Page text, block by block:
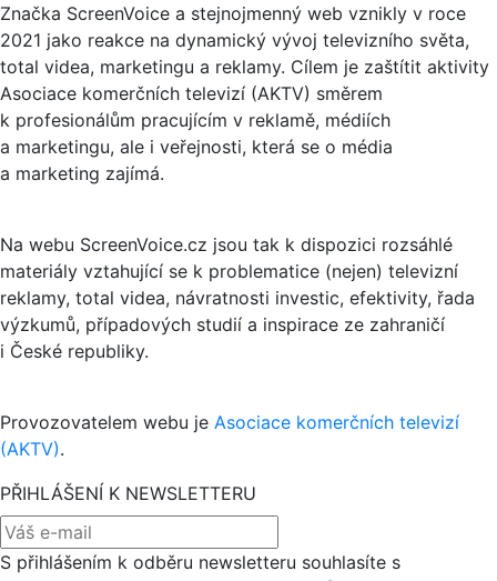
Značka ScreenVoice a stejnojmenný web vznikly v roce
2021 jako reakce na dynamický vývoj televizního světa,
total videa, marketingu a reklamy. Cílem je zaštítit aktivity
Asociace komerčních televizí (AKTV) směrem
k profesionálům pracujícím v reklamě, médiích
a marketingu, ale i veřejnosti, která se o média
a marketing zajímá.
Na webu ScreenVoice.cz jsou tak k dispozici rozsáhlé
materiály vztahující se k problematice (nejen) televizní
reklamy, total videa, návratnosti investic, efektivity, řada
výzkumů, případových studií a inspirace ze zahraničí
i České republiky.
Provozovatelem webu je Asociace komerčních televizí
(AKTV).
PŘIHLÁŠENÍ K NEWSLETTERU
S přihlášením k odběru newsletteru souhlasíte s